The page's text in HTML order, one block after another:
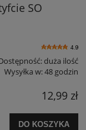
SO
4.9
duża ilość
Wysyłka w:48 godzin
12,99 zł
DO KOSZYKA